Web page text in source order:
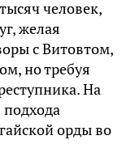
человек,
желая
с Витовтом,
но требуя
На
орды во